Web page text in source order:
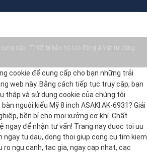
cấp - Thiết bị bảo hộ lao động & Vật tư công
cookie để cung cấp cho bạn những trải
web này. Bằng cách tiếp tục truy cập, bạn
thập và sử dụng cookie của chúng tôi.
nguội kiểu Mỹ 8 inch ASAKI AK-6931? Giải
bền bỉ cho mọi xưởng cơ khí. Chất
ngay để nhận tư vấn! Trang nay duoc toi uu
ngay tu dau, dong thoi giup cong cu tim kiem
ro ngu canh, tac gia, ngay cap nhat, cac